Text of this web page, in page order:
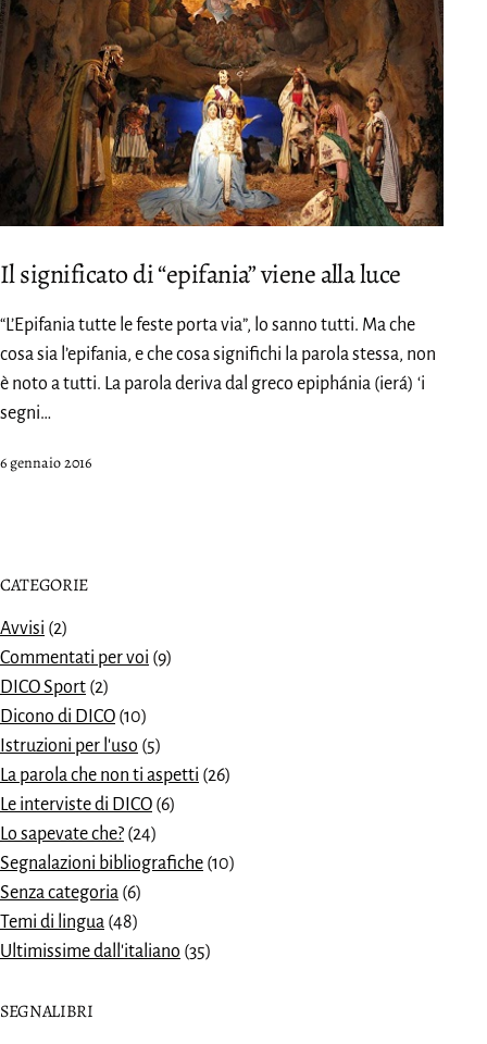
Il significato di “epifania” viene alla luce
“L’Epifania tutte le feste porta via”, lo sanno tutti. Ma che
cosa sia l’epifania, e che cosa significhi la parola stessa, non
è noto a tutti. La parola deriva dal greco epiphánia (ierá) ‘i
segni…
Pubblicato
6 gennaio 2016
CATEGORIE
Avvisi (2)
Commentati per voi (9)
DICO Sport (2)
Dicono di DICO (10)
Istruzioni per l'uso (5)
La parola che non ti aspetti (26)
Le interviste di DICO (6)
Lo sapevate che? (24)
Segnalazioni bibliografiche (10)
Senza categoria (6)
Temi di lingua (48)
Ultimissime dall'italiano (35)
SEGNALIBRI